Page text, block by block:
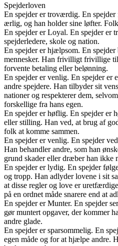
Spejderloven
En spejder er troværdig. En
ærlig, og han holder sine løfter.
En spejder er Loyal. En spejder er
spejderledere, skole og nation.
En spejder er hjælpsom. En
mennesker. Han frivilligt frivillige
forvente betaling eller belønning.
En spejder er venlig. En spejder er
andre spejdere. Han tilbyder sit
nationer og respekterer dem,
forskellige fra hans egen.
En spejder er høflig. En spejder er
eller stilling. Han ved, at brug af
folk at komme sammen.
En spejder er venlig. En spejder
Han behandler andre, som han
grund skader eller dræber han ikke
En spejder er lydig. En spejder
og tropp. Han adlyder lovene i sit
at disse regler og love er
på en ordnet måde snarere end at
En spejder er Munter. En spejder
gør muntert opgaver, der kommer
andre glade.
En spejder er sparsommelig. En
egen måde og for at hjælpe andre.